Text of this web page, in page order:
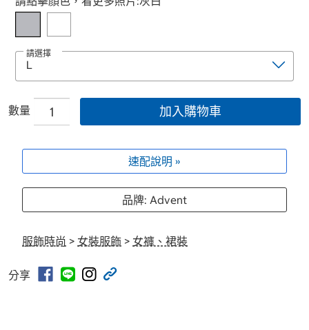
請選擇
數量 加入購物車
速配說明 »
品牌: Advent
服飾時尚 > 女裝服飾 > 女褲、裙裝
分享